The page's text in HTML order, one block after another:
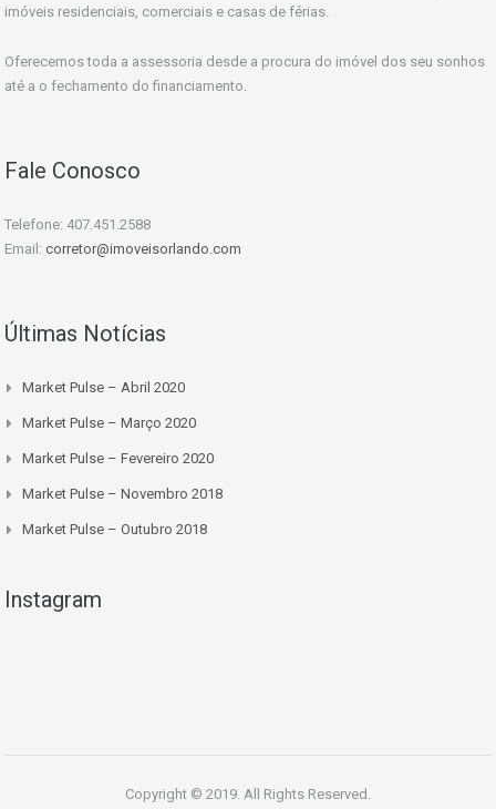
imóveis residenciais, comerciais e casas de férias.
Oferecemos toda a assessoria desde a procura do imóvel dos seu sonhos
até a o fechamento do financiamento.
Fale Conosco
Telefone: 407.451.2588
Email: corretor@imoveisorlando.com
Últimas Notícias
Market Pulse – Abril 2020
Market Pulse – Março 2020
Market Pulse – Fevereiro 2020
Market Pulse – Novembro 2018
Market Pulse – Outubro 2018
Instagram
Copyright © 2019. All Rights Reserved.